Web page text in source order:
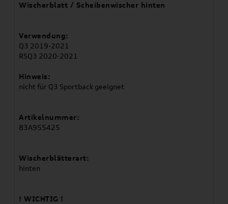
Wischerblatt / Scheibenwischer hinten
Verwendung:
Q3 2019-2021
RSQ3 2020-2021
Hinweis:
nicht für Q3 Sportback geeignet
Artikelnummer:
83A955425
Wischerblätterart:
hinten
! WICHTIG !